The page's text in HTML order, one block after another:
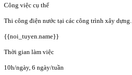
Công việc cụ thể
Thi công điện nước tại các công trình xây dựng.
{{noi_tuyen.name}}
Thời gian làm việc
10h/ngày, 6 ngày/tuần